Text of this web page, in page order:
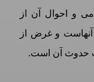
و احوال آن از
و غرض از
حدوث آن است.